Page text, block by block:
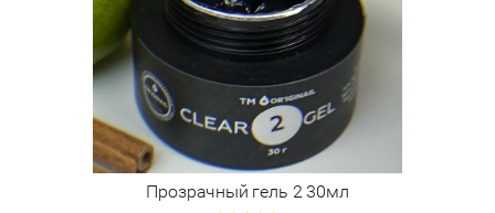
Прозрачный гель 2 30мл